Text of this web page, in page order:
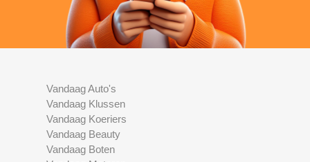
Vandaag Auto's
Vandaag Klussen
Vandaag Koeriers
Vandaag Beauty
Vandaag Boten